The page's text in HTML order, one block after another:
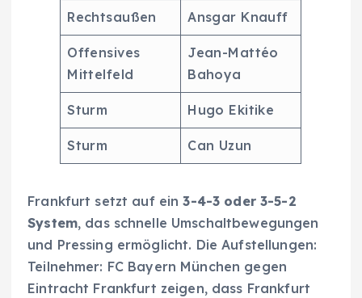
Rechtsaußen Ansgar Knauff
Offensives
Mittelfeld
Jean-Mattéo
Bahoya
Sturm Hugo Ekitike
Sturm Can Uzun
Frankfurt setzt auf ein3-4-3 oder 3-5-2
System, das schnelle Umschaltbewegungen
und Pressing ermöglicht. Die Aufstellungen:
Teilnehmer: FC Bayern München gegen
Eintracht Frankfurt zeigen, dass Frankfurt